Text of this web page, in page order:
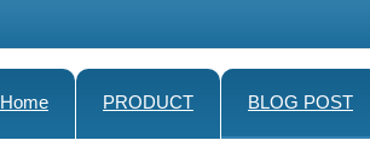
Home PRODUCT BLOG POST